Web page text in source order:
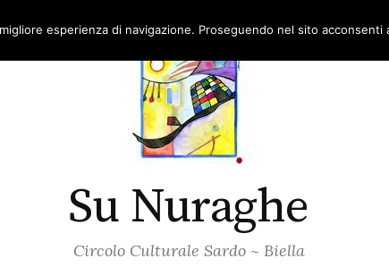
Su Nuraghe
Circolo Culturale Sardo ~ Biella
esperienza di navigazione. Proseguendo nel sito acconsenti